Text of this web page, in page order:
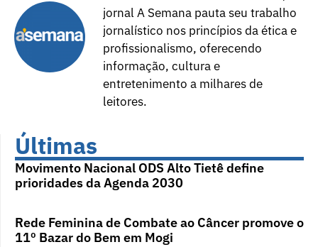
jornal A Semana pauta seu trabalho
jornalístico nos princípios da ética e
profissionalismo, oferecendo
informação, cultura e
entretenimento a milhares de
leitores.
Últimas
Movimento Nacional ODS Alto Tietê define
prioridades da Agenda 2030
Rede Feminina de Combate ao Câncer promove o
11º Bazar do Bem em Mogi